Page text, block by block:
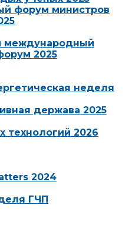
форум министров
международный
2025
неделя
держава 2025
технологий 2026
2024
ГЧП